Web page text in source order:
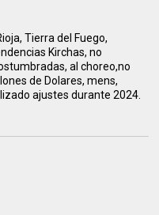
Tierra del Fuego,
Kirchas, no
al choreo,no
de Dolares, mens,
ajustes durante 2024.